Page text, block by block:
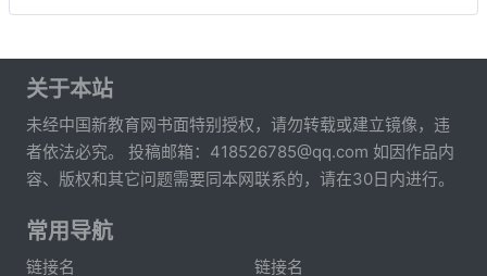
关于本站
未经中国新教育网书面特别授权，请勿转载或建立镜像，违
者依法必究。 投稿邮箱：418526785@qq.com 如因作品内
容、版权和其它问题需要同本网联系的，请在30日内进行。
常用导航
链接名 链接名